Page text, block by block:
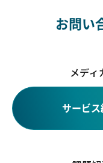
お問い
メディ
サービ